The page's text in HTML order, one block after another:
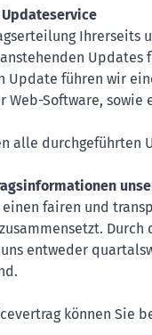
Ihrerseits
Updates
Update führen wir
Web-Software,
alle durchgeführten
fairen und
entweder
können Sie